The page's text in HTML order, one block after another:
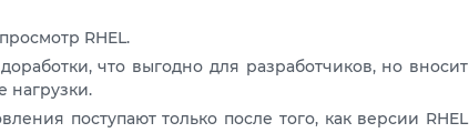
RHEL.
что выгодно для разработчиков, но вносит
нагрузки.
поступают только после того, как версии RHEL